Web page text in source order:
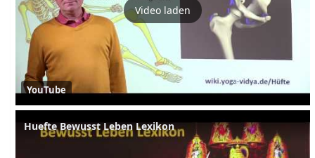
Video laden
YouTube
Huefte Bewusst Leben Lexikon